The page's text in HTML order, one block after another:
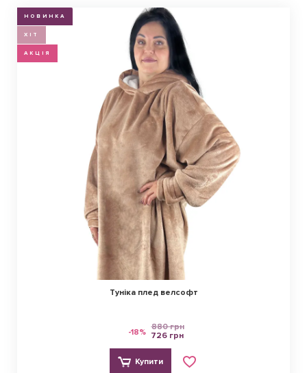
НОВИНКА
ХІТ
АКЦІЯ
Туніка плед велсофт
-18% 880 грн
726 грн
Купити